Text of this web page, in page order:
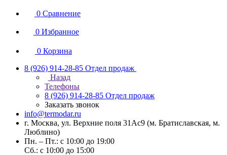
0 Сравнение
0 Избранное
0 Корзина
8 (926) 914-28-85 Отдел продаж
Назад
Телефоны
8 (926) 914-28-85 Отдел продаж
Заказать звонок
info@termodar.ru
г. Москва, ул. Верхние поля 31Ас9 (м. Братиславская, м.
Люблино)
Пн. – Пт.: с 10:00 до 19:00
Сб.: с 10:00 до 15:00